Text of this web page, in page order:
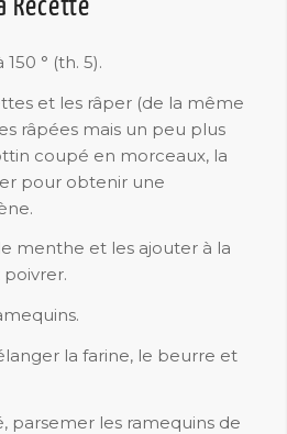
Recette
° (th. 5).
et les râper (de la même
râpées mais un peu plus
coupé en morceaux, la
pour obtenir une
menthe et les ajouter à la
la farine, le beurre et
parsemer les ramequins de